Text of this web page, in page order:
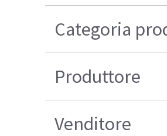
Categoria
Produttore
Venditore